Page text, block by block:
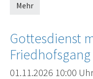
Mehr
Gottesdienst
Friedhofsgang
01.11.2026 10:00